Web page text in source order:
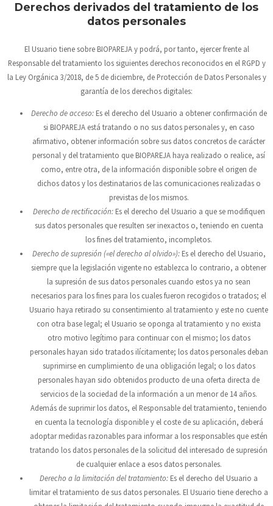
Derechos derivados del tratamiento de los
datos personales
El Usuario tiene sobre BIOPAREJAy podrá, por tanto, ejercer frente al
Responsable del tratamiento los siguientes derechos reconocidos en el RGPD y
la Ley Orgánica 3/2018, de 5 de diciembre, de Protección de Datos Personales y
garantía de los derechos digitales:
Derecho de acceso:Es el derecho del Usuario a obtener confirmación de
si BIOPAREJAestá tratando o no sus datos personales y, en caso
afirmativo, obtener información sobre sus datos concretos de carácter
personal y del tratamiento que BIOPAREJA haya realizado o realice, así
como, entre otra, de la información disponible sobre el origen de
dichos datos y los destinatarios de las comunicaciones realizadas o
previstas de los mismos.
Derecho de rectificación:Es el derecho del Usuario a que se modifiquen
sus datos personales que resulten ser inexactos o, teniendo en cuenta
los fines del tratamiento, incompletos.
Derecho de supresión («el derecho al olvido»):Es el derecho del Usuario,
siempre que la legislación vigente no establezca lo contrario, a obtener
la supresión de sus datos personales cuando estos ya no sean
necesarios para los fines para los cuales fueron recogidos o tratados; el
Usuario haya retirado su consentimiento al tratamiento y este no cuente
con otra base legal; el Usuario se oponga al tratamiento y no exista
otro motivo legítimo para continuar con el mismo; los datos
personales hayan sido tratados ilícitamente; los datos personales deban
suprimirse en cumplimiento de una obligación legal; o los datos
personales hayan sido obtenidos producto de una oferta directa de
servicios de la sociedad de la información a un menor de 14 años.
Además de suprimir los datos, el Responsable del tratamiento, teniendo
en cuenta la tecnología disponible y el coste de su aplicación, deberá
adoptar medidas razonables para informar a los responsables que estén
tratando los datos personales de la solicitud del interesado de supresión
de cualquier enlace a esos datos personales.
Derecho a la limitación del tratamiento: Es el derecho del Usuario a
limitar el tratamiento de sus datos personales. El Usuario tiene derecho a